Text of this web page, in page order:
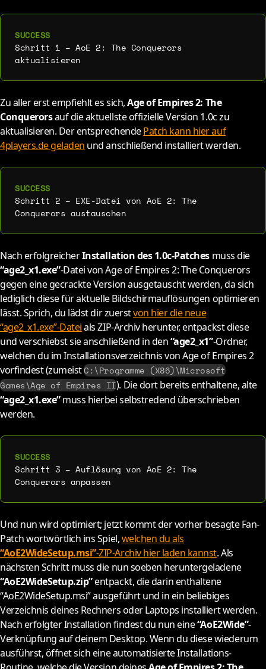
Schritt 1 – AoE 2: The Conquerors
aktualisieren
Zu aller erst empfiehlt es sich,Age of Empires 2: The
Conquerorsauf die aktuellste offizielle Version 1.0c zu
aktualisieren. Der entsprechendePatch kann hier auf
4players.de geladen und anschließend installiert werden.
Schritt 2 – EXE-Datei von AoE 2: The
Conquerors austauschen
Nach erfolgreicherInstallation des 1.0c-Patchesmuss die
“age2_x1.exe”-Datei von Age of Empires 2: The Conquerors
gegen eine gecrackte Version ausgetauscht werden, da sich
lediglich diese für aktuelle Bildschirmauflösungen optimieren
lässt. Sprich, du lädst dir zuerstvon hier die neue
“age2_x1.exe”-Dateials ZIP-Archiv herunter, entpackst diese
und verschiebst sie anschließend in den“age2_x1”-Ordner,
welchen du im Installationsverzeichnis von Age of Empires 2
vorfindest (zumeistC:\Programme (X86)\Microsoft
Games\Age of Empires II). Die dort bereits enthaltene, alte
“age2_x1.exe”muss hierbei selbstredend überschrieben
werden.
Schritt 3 – Auflösung von AoE 2: The
Conquerors anpassen
Und nun wird optimiert; jetzt kommt der vorher besagte Fan-
Patch wortwörtlich ins Spiel,welchen du als
“AoE2WideSetup.msi”-ZIP-Archiv hier laden kannst. Als
nächsten Schritt muss die nun soeben heruntergeladene
“AoE2WideSetup.zip”entpackt, die darin enthaltene
“AoE2WideSetup.msi” ausgeführt und in ein beliebiges
Verzeichnis deines Rechners oder Laptops installiert werden.
Nach erfolgter Installation findest du nun eine“AoE2Wide”-
Verknüpfung auf deinem Desktop. Wenn du diese wiederum
ausführst, öffnet sich eine automatisierte Installations-